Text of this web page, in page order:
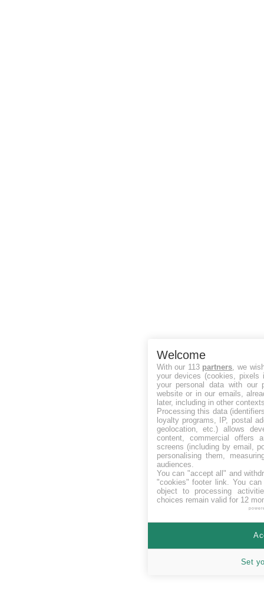
Welcome
With our 113 partners , we
your devices (cookies, pixels
your personal data with our
website or in our emails,
later, including in other
Processing this data
loyalty programs, IP, postal
geolocation, etc.) allows
content, commercial offers
screens (including by email,
personalising them,
audiences.
You can "accept all" and
"cookies" footer link . You
object to processing
choices remain valid for 12
Set